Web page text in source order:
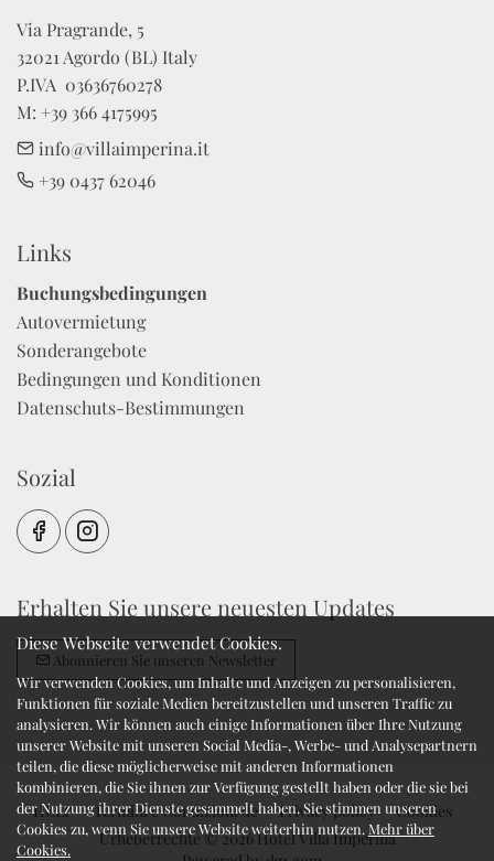
Via Pragrande, 5
32021 Agordo (BL) Italy
P.IVA  03636760278
M: +39 366 4175995
info@villaimperina.it
+39 0437 62046
Links
Buchungsbedingungen
Autovermietung
Sonderangebote
Bedingungen und Konditionen
Datenschuts-Bestimmungen
Sozial
Erhalten Sie unsere neuesten Updates
Abonnieren Sie unseren Newsletter
HELP Termini e Condizioni de Privacy policy
Cookies
Urheberrechte © 2026 Hotel Villa Imperina
Diese Webseite verwendet Cookies.
Wir verwenden Cookies, um Inhalte und Anzeigen zu personalisieren,
Funktionen für soziale Medien bereitzustellen und unseren Traffic zu
analysieren. Wir können auch einige Informationen über Ihre Nutzung
unserer Website mit unseren Social Media-, Werbe- und Analysepartnern
teilen, die diese möglicherweise mit anderen Informationen
kombinieren, die Sie ihnen zur Verfügung gestellt haben oder die sie bei
der Nutzung ihrer Dienste gesammelt haben. Sie stimmen unseren
Cookies zu, wenn Sie unsere Website weiterhin nutzen. Mehr über
Cookies.